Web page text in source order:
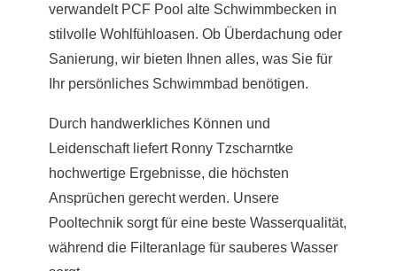
verwandelt PCF Pool alte Schwimmbecken in
stilvolle Wohlfühloasen. Ob Überdachung oder
Sanierung, wir bieten Ihnen alles, was Sie für
Ihr persönliches Schwimmbad benötigen.
Durch handwerkliches Können und
Leidenschaft liefert Ronny Tzscharntke
hochwertige Ergebnisse, die höchsten
Ansprüchen gerecht werden. Unsere
Pooltechnik sorgt für eine beste Wasserqualität,
während die Filteranlage für sauberes Wasser